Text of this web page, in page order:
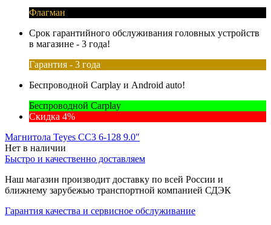
Флагман
Срок гарантийного обслуживания головных устройств
в магазине - 3 года!
Гарантия - 3 года
Беспроводной Carplay и Android auto!
Беспроводной Carplay
Скидка 4%
Магнитола Teyes CC3 6-128 9.0"
Нет в наличии
Быстро и качественно доставляем
Наш магазин производит доставку по всей России и
ближнему зарубежью транспортной компанией СДЭК
Гарантия качества и сервисное обслуживание